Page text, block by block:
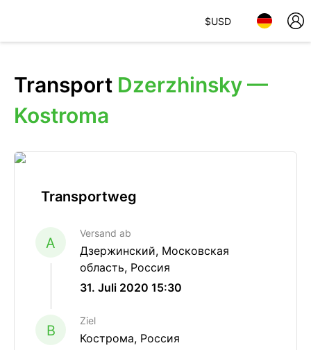
$USD
Transport Dzerzhinsky —
Kostroma
Transportweg
A
Versand ab
Дзержинский, Московская
область, Россия
31. Juli 2020 15:30
B
Ziel
Кострома, Россия